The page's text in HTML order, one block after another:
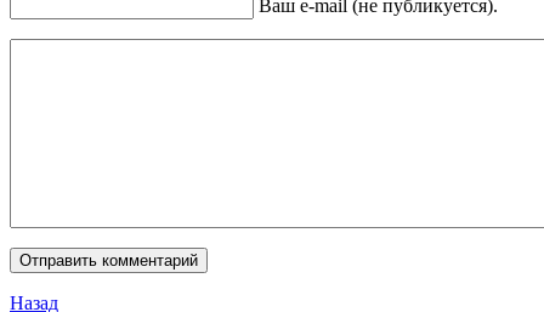
Ваш e-mail (не публикуется).
Назад